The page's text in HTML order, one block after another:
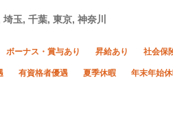
玉, 千葉, 東京, 神奈川
ボーナス・賞与あり 昇給あり 社会保
有資格者優遇 夏季休暇 年末年始